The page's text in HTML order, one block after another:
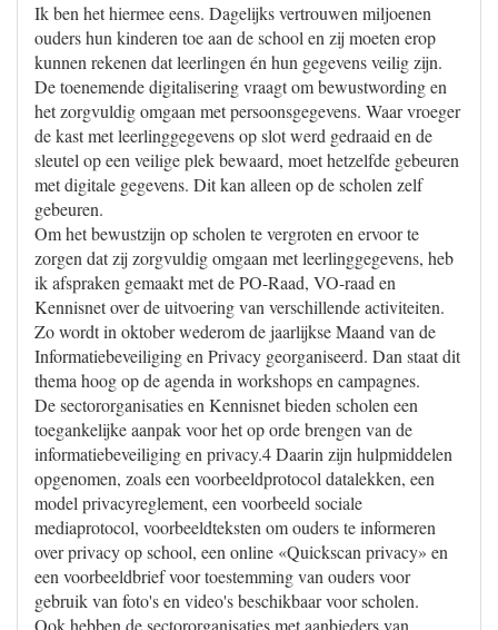
Ik ben het hiermee eens. Dagelijks vertrouwen miljoenen
ouders hun kinderen toe aan de school en zij moeten erop
kunnen rekenen dat leerlingen én hun gegevens veilig zijn.
De toenemende digitalisering vraagt om bewustwording en
het zorgvuldig omgaan met persoonsgegevens. Waar vroeger
de kast met leerlinggegevens op slot werd gedraaid en de
sleutel op een veilige plek bewaard, moet hetzelfde gebeuren
met digitale gegevens. Dit kan alleen op de scholen zelf
gebeuren.
Om het bewustzijn op scholen te vergroten en ervoor te
zorgen dat zij zorgvuldig omgaan met leerlinggegevens, heb
ik afspraken gemaakt met de PO-Raad, VO-raad en
Kennisnet over de uitvoering van verschillende activiteiten.
Zo wordt in oktober wederom de jaarlijkse Maand van de
Informatiebeveiliging en Privacy georganiseerd. Dan staat dit
thema hoog op de agenda in workshops en campagnes.
De sectororganisaties en Kennisnet bieden scholen een
toegankelijke aanpak voor het op orde brengen van de
informatiebeveiliging en privacy.4 Daarin zijn hulpmiddelen
opgenomen, zoals een voorbeeldprotocol datalekken, een
model privacyreglement, een voorbeeld sociale
mediaprotocol, voorbeeldteksten om ouders te informeren
over privacy op school, een online «Quickscan privacy» en
een voorbeeldbrief voor toestemming van ouders voor
gebruik van foto's en video's beschikbaar voor scholen.
Ook hebben de sectororganisaties met aanbieders van